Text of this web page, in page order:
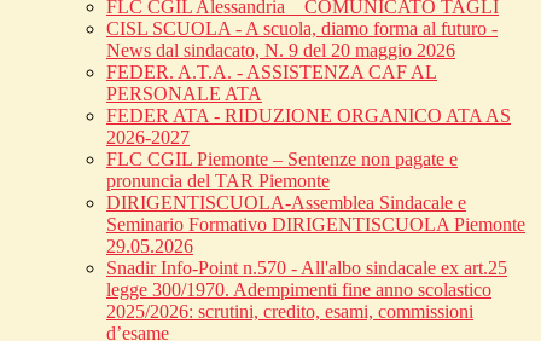
FLC CGIL Alessandria _ COMUNICATO TAGLI
CISL SCUOLA - A scuola, diamo forma al futuro -
News dal sindacato, N. 9 del 20 maggio 2026
FEDER. A.T.A. - ASSISTENZA CAF AL
PERSONALE ATA
FEDER ATA - RIDUZIONE ORGANICO ATA AS
2026-2027
FLC CGIL Piemonte – Sentenze non pagate e
pronuncia del TAR Piemonte
DIRIGENTISCUOLA-Assemblea Sindacale e
Seminario Formativo DIRIGENTISCUOLA Piemonte
29.05.2026
Snadir Info-Point n.570 - All'albo sindacale ex art.25
legge 300/1970. Adempimenti fine anno scolastico
2025/2026: scrutini, credito, esami, commissioni
d’esame